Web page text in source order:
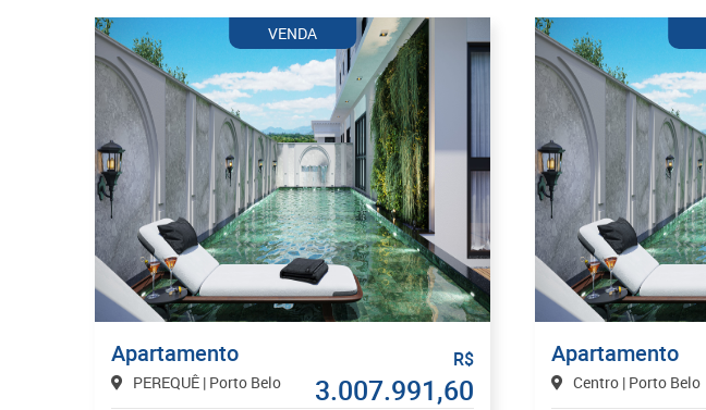
VENDA
Apartamento
PEREQUÊ | Porto Belo
R$
3.007.991,60
Apartamento
Centro | Porto Belo